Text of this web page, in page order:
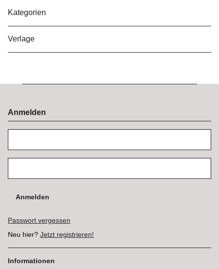
Kategorien
Verlage
Anmelden
Anmelden
Passwort vergessen
Neu hier? Jetzt registrieren!
Informationen